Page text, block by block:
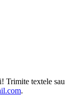
Trimite textele sau
.